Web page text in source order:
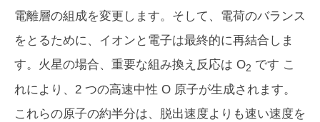
電離層の組成を変更します。そして、電荷のバランス
をとるために、イオンと電子は最終的に再結合しま
す。火星の場合、重要な組み換え反応は O2 です こ
れにより、2 つの高速中性 O 原子が生成されます。
これらの原子の約半分は、脱出速度よりも速い速度を